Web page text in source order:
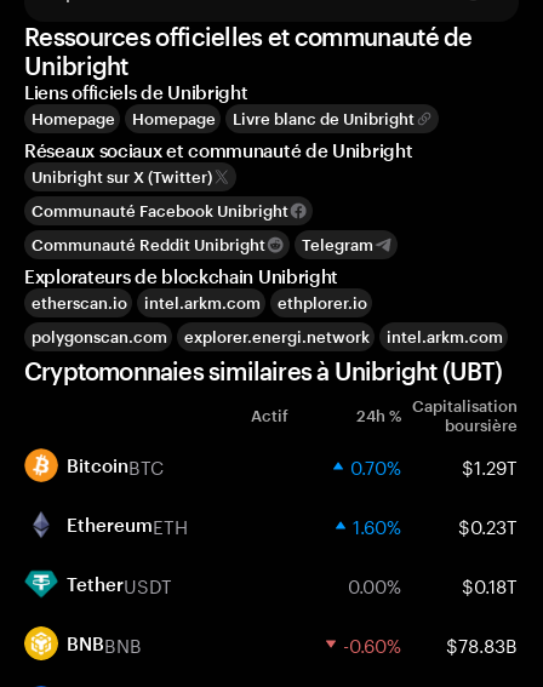
Ressources officielles et communauté de
Unibright
Liens officiels de Unibright
Homepage Homepage Livre blanc de Unibright
Réseaux sociaux et communauté de Unibright
Unibright sur X (Twitter)
Communauté Facebook Unibright
Communauté Reddit Unibright
Telegram
Explorateurs de blockchain Unibright
etherscan.io intel.arkm.com
ethplorer.io
polygonscan.com
explorer.energi.network intel.arkm.com
Cryptomonnaies similaires à Unibright (UBT)
Actif 24h % Capitalisation
boursière
BitcoinBTC 0.70% $1.29T
EthereumETH 1.60% $0.23T
TetherUSDT 0.00% $0.18T
BNBBNB -0.60% $78.83B